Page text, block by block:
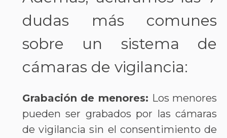
dudas más comunes
sobre un sistema de
cámaras de vigilancia:
Grabación de menores: Los menores
pueden ser grabados por las cámaras
de vigilancia sin el consentimiento de